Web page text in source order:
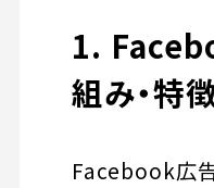
1.
組み・特
Facebook広告